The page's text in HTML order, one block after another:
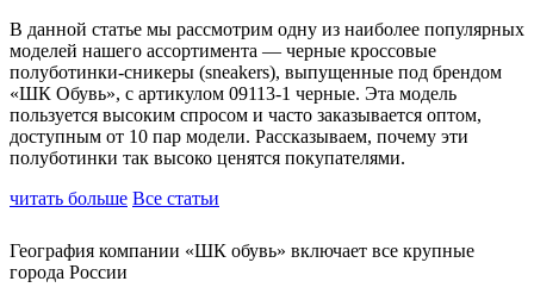
В данной статье мы рассмотрим одну из наиболее популярных
моделей нашего ассортимента — черные кроссовые
полуботинки-сникеры (sneakers), выпущенные под брендом
«ШК Обувь», с артикулом 09113-1 черные. Эта модель
пользуется высоким спросом и часто заказывается оптом,
доступным от 10 пар модели. Рассказываем, почему эти
полуботинки так высоко ценятся покупателями.
читать больше Все статьи
География компании «ШК обувь» включает все крупные
города России